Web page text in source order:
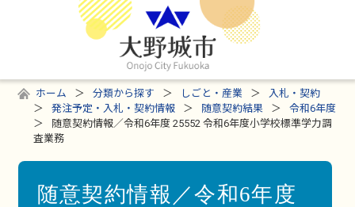
ホーム 分類から探す しごと・産業
入札・契約
発注予定・入札・契約情報
随意契約結果
令和6年度
随意契約情報／令和6年度 25552 令和6年度小学校標準学力調
査業務
随意契約情報／令和6年度